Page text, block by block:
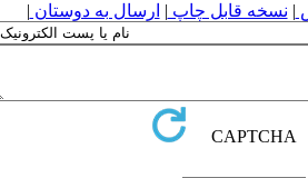
| نسخه قابل چاپ| ارسال به دوستان|